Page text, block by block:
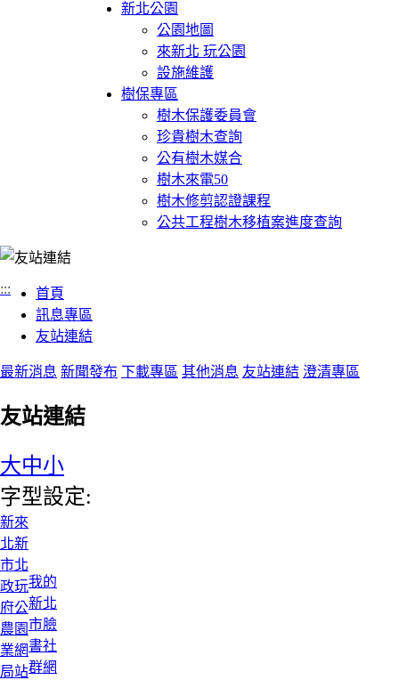
新北公園
公園地圖
來新北 玩公園
設施維護
樹保專區
樹木保護委員會
珍貴樹木查詢
公有樹木媒合
樹木來電50
樹木修剪認證課程
公共工程樹木移植案進度查詢
:::
首頁
訊息專區
友站連結
最新消息 新聞發布 下載專區 其他消息 友站連結 澄清專區
友站連結
大中小
字型設定:
新
北
市
政
府
農
業
局
來
新
北
玩
公
園
網
站
我的
新北
市臉
書社
群網